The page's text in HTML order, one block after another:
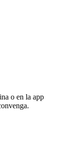
o en la app